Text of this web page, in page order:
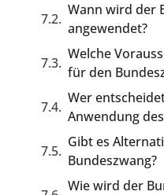
Wann wird der
angewendet?
Welche
für den
Wer
Anwendung
Gibt es
Bundeszwang?
Wie wird der